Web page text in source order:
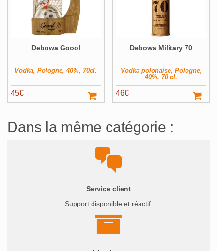
Debowa Goool
Vodka, Pologne, 40%, 70cl.
45€
Debowa Military 70
Vodka polonaise, Pologne,
40%, 70 cl.
46€
Dans la même catégorie :
Service client
Support disponible et réactif.